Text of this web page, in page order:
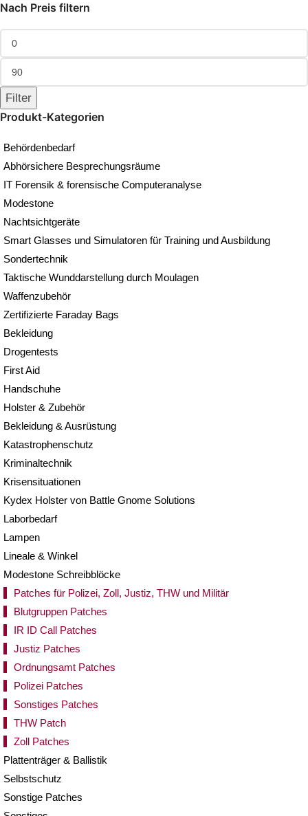
Nach Preis filtern
Filter
Produkt-Kategorien
Behördenbedarf
Abhörsichere Besprechungsräume
IT Forensik & forensische Computeranalyse
Modestone
Nachtsichtgeräte
Smart Glasses und Simulatoren für Training und Ausbildung
Sondertechnik
Taktische Wunddarstellung durch Moulagen
Waffenzubehör
Zertifizierte Faraday Bags
Bekleidung
Drogentests
First Aid
Handschuhe
Holster & Zubehör
Bekleidung & Ausrüstung
Katastrophenschutz
Kriminaltechnik
Krisensituationen
Kydex Holster von Battle Gnome Solutions
Laborbedarf
Lampen
Lineale & Winkel
Modestone Schreibblöcke
Patches für Polizei, Zoll, Justiz, THW und Militär
Blutgruppen Patches
IR ID Call Patches
Justiz Patches
Ordnungsamt Patches
Polizei Patches
Sonstiges Patches
THW Patch
Zoll Patches
Plattenträger & Ballistik
Selbstschutz
Sonstige Patches